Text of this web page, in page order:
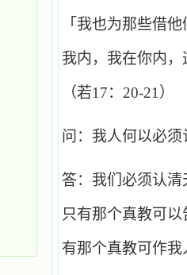
「我也为那些借
我内，我在你内
（若17：20-21）
问：我人何以必
答：我们必须认
只有那个真教可
有那个真教可作